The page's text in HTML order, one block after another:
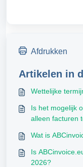
Afdrukken
Artikelen in
Wettelijke
Is het mogelijk
alleen facturen
Wat is
Is
2026?